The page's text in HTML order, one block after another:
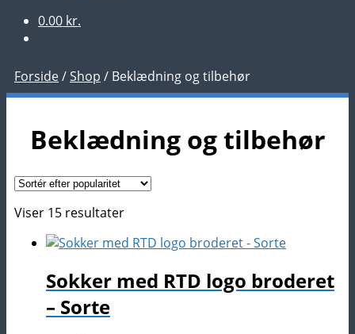
0.00 kr.
Forside/Shop / Beklædning og tilbehør
Beklædning og tilbehør
Viser 15 resultaterSorteret
popularitet
Sokker med RTD logo broderet
– Sorte